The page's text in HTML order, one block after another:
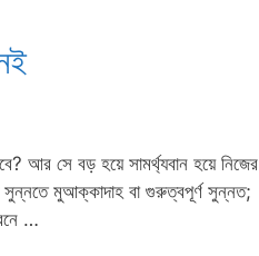
আর সে বড় হয়ে সামর্থ্যবান হয়ে নিজের
সুন্নতে মুআক্কাদাহ বা গুরুত্বপূর্ণ সুন্নত;
…